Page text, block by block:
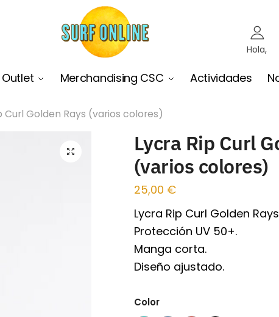
Hola,
Outlet Merchandising CSC Actividades
Curl Golden Rays (varios colores)
🔍
Lycra Rip Curl
(varios colores)
25,00 €
Lycra Rip Curl Golden
Protección UV 50+.
Manga corta.
Diseño ajustado.
Color